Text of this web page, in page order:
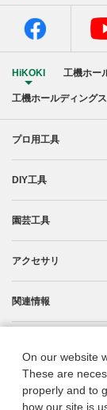
HiKOKI 工機ホー
工機ホールディング
プロ用工具
リチウムイオンコー
ブラシレスモータ
研削
研磨
ブロワ
クリーナー・集じん
DIY工具
穴あけ・締付け
清掃・吹き飛ばし
園芸工具
植木バリカン
芝刈機
刈払機・草刈機
チェンソー
アクセサリ
締付け・穴あけ・ハ
集じん・エアダス
切断・曲げ・圧着用
関連情報
振動3軸合成値につ
ACブラシレスモータ
取扱説明書
Webカタログ
On our website
These are
properly and to
how our site is